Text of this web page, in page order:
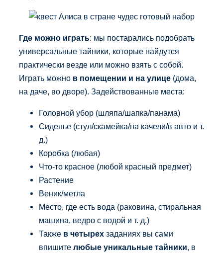
Где можно играть: мы постарались подобрать
универсальные тайники, которые найдутся
практически везде или можно взять с собой.
Играть можно в помещении и на улице (дома,
на даче, во дворе). Задействованные места:
Головной убор (шляпа/шапка/панама)
Сиденье (стул/скамейка/на качели/в авто и т.
д.)
Коробка (любая)
Что-то красное (любой красный предмет)
Растение
Веник/метла
Место, где есть вода (раковина, стиральная
машина, ведро с водой и т. д.)
Также в четырех заданиях вы сами
впишите любые уникальные тайники, в